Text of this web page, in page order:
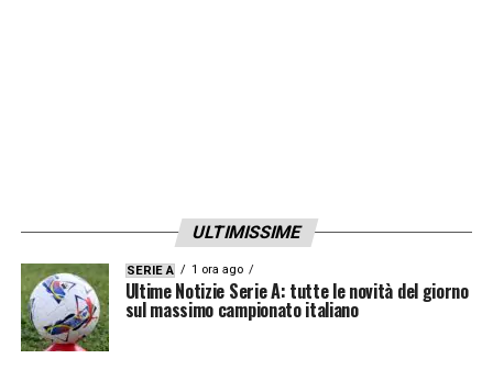
svetta nel gioco aereo in difesa, un
contributo continuo che ha dato.
termina qui: Garcia punta su Lukaku per
provare a rimediare allo svantaggio e Big
Rom partecipa immediatamente alla rete
ULTIMISSIME
SERIE A 1 ora ago
Ultime Notizie Serie A: tutte le novità del giorno
sul massimo campionato italiano